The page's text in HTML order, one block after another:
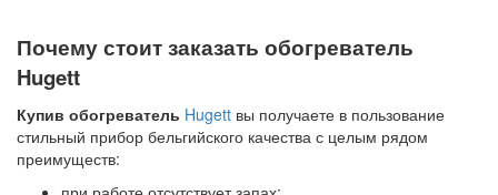
Почему стоит заказать обогреватель
Hugett
Купив обогреватель Hugett вы получаете в пользование
стильный прибор бельгийского качества с целым рядом
преимуществ: